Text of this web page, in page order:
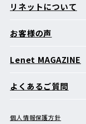
リネットについて
お客様の声
Lenet MAGAZINE
よくあるご質問
個人情報保護方針